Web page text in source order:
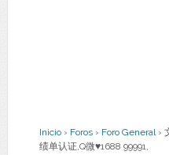
Inicio › Foros › Foro General ›
绩单认证,Q微♥1688 99991,